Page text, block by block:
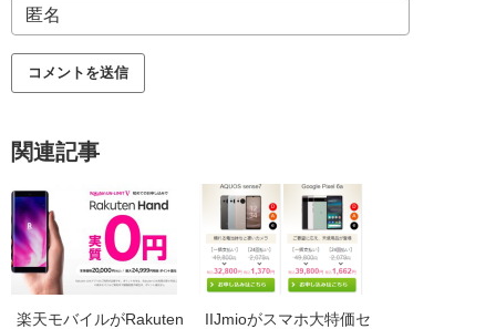
関連記事
楽天モバイルがRakuten
IIJmioがスマホ大特価セ